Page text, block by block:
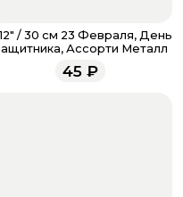
8 (927) 936-71-86
или
333-66-53. Наши
с 9.00 до 23.00 и
вас.
30 см 23 Февраля, День
Ассорти Металл
45 ₽